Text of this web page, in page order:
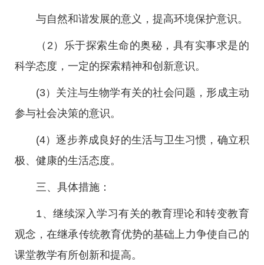
与自然和谐发展的意义，提高环境保护意识。
（2）乐于探索生命的奥秘，具有实事求是的
科学态度，一定的探索精神和创新意识。
(3）关注与生物学有关的社会问题，形成主动
参与社会决策的意识。
(4）逐步养成良好的生活与卫生习惯，确立积
极、健康的生活态度。
三、具体措施：
1、继续深入学习有关的教育理论和转变教育
观念，在继承传统教育优势的基础上力争使自己的
课堂教学有所创新和提高。